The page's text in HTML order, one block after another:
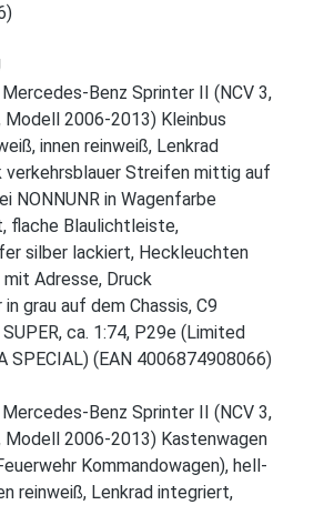
Benz Sprinter II (NCV 3,
Modell 2006-2013) Kleinbus
innen reinweiß, Lenkrad
verkehrsblauer Streifen mittig auf
NONNUNR in Wagenfarbe
flache Blaulichtleiste,
silber lackiert, Heckleuchten
Adresse, Druck
in grau auf dem Chassis, C9
ca. 1:74, P29e (Limited
SPECIAL) (EAN 4006874908066)
Benz Sprinter II (NCV 3,
Modell 2006-2013) Kastenwagen
Kommandowagen), hell-
reinweiß, Lenkrad integriert,